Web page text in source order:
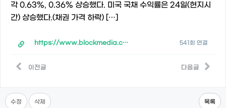
각 0.63%, 0.36% 상승했다. 미국 국채 수익률은 24일(현지시
간) 상승했다.(채권 가격 하락) […]
https://www.blockmedia.co.kr/archives/209835 541회 연결
이전글 다음글
수정 삭제 목록